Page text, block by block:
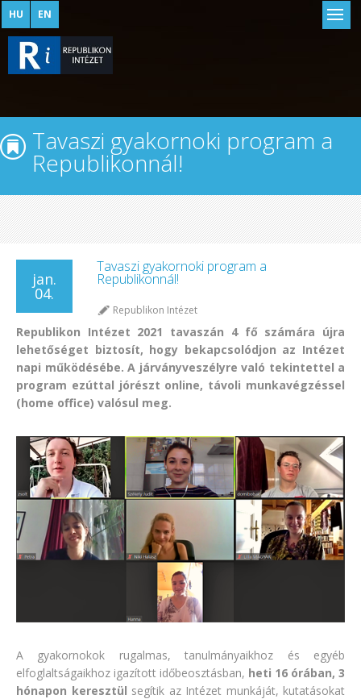
EN
HU
Tavaszi gyakornoki program a
Republikonnál!
jan.
04.
Tavaszi gyakornoki program a
Republikonnál!
Republikon Intézet
Republikon Intézet 2021 tavaszán 4 fő számára újra
lehetőséget biztosít, hogy bekapcsolódjon az Intézet
napi működésébe. A járványveszélyre való tekintettel a
program ezúttal jórészt online, távoli munkavégzéssel
(home office) valósul meg.
A gyakornokok rugalmas, tanulmányaikhoz és egyéb
elfoglaltságaikhoz igazított időbeosztásban, heti 16 órában, 3
hónapon keresztül segítik az Intézet munkáját, kutatásokat